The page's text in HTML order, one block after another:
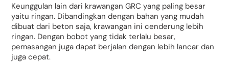
Keunggulan lain dari krawangan GRC yang paling besar
yaitu ringan. Dibandingkan dengan bahan yang mudah
dibuat dari beton saja, krawangan ini cenderung lebih
ringan. Dengan bobot yang tidak terlalu besar,
pemasangan juga dapat berjalan dengan lebih lancar dan
juga cepat.